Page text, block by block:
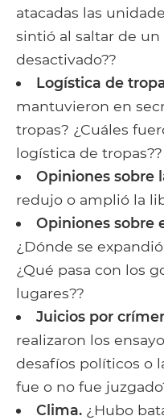
atacadas las
sintió al saltar de
desactivado??
Logística de
mantuvieron en
tropas? ¿Cuáles
logística de tropas??
Opiniones sobre
redujo o amplió la
Opiniones sobre
¿Dónde se
¿Qué pasa con los
lugares??
Juicios por
realizaron los
desafíos políticos o
fue o no fue
Clima. ¿Hubo